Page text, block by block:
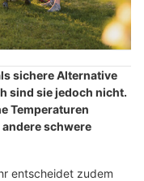
sichere Alternative
sind sie jedoch nicht.
Temperaturen
schwere
entscheidet zudem